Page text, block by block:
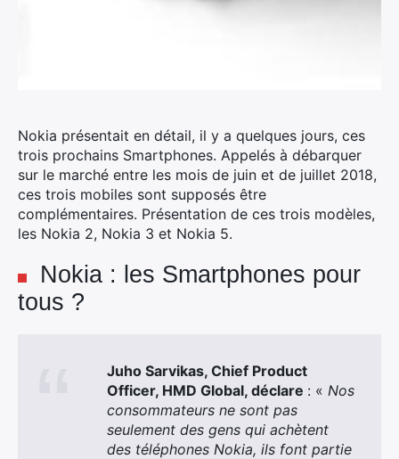
Nokia présentait en détail, il y a quelques jours, ces
trois prochains Smartphones. Appelés à débarquer
sur le marché entre les mois de juin et de juillet 2018,
ces trois mobiles sont supposés être
complémentaires. Présentation de ces trois modèles,
les Nokia 2, Nokia 3 et Nokia 5.
Nokia : les Smartphones pour
tous ?
Juho Sarvikas, Chief Product
Officer, HMD Global, déclare : « Nos
consommateurs ne sont pas
seulement des gens qui achètent
des téléphones Nokia, ils font partie